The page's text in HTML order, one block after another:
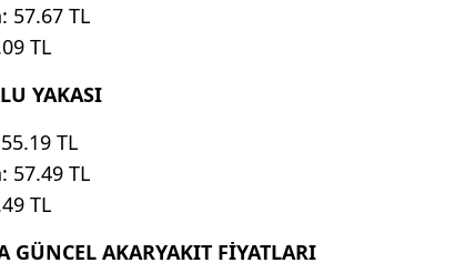
57.67 TL
TL
YAKASI
TL
57.49 TL
TL
GÜNCEL AKARYAKIT FİYATLARI